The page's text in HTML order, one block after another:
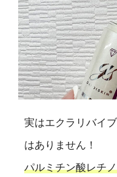
実はエクラリバイ
はありません！
パルミチン酸レチ